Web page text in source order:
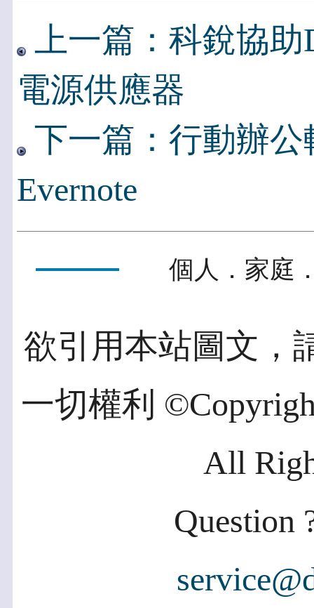
上一篇：科銳協
電源供應器
下一篇：行動辦公
Evernote
個人．家庭
欲引用本站圖文，
一切權利
All
Question